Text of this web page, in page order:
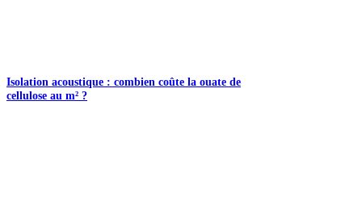
Isolation acoustique : combien coûte la ouate de
cellulose au m² ?